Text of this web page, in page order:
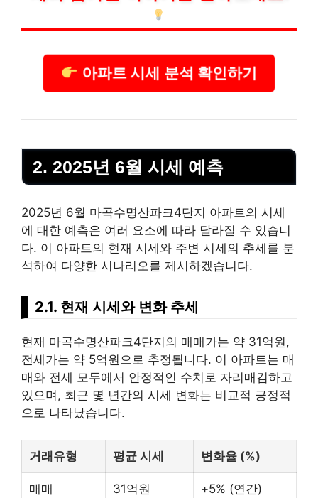
아파트 시세 분석 확인하기
2. 2025년 6월 시세 예측
2025년 6월 마곡수명산파크4단지 아파트의 시세
에 대한 예측은 여러 요소에 따라 달라질 수 있습니
다. 이 아파트의 현재 시세와 주변 시세의 추세를 분
석하여 다양한 시나리오를 제시하겠습니다.
2.1. 현재 시세와 변화 추세
현재 마곡수명산파크4단지의 매매가는 약 31억원,
전세가는 약 5억원으로 추정됩니다. 이 아파트는 매
매와 전세 모두에서 안정적인 수치로 자리매김하고
있으며, 최근 몇 년간의 시세 변화는 비교적 긍정적
으로 나타났습니다.
거래유형 평균 시세 변화율 (%)
매매 31억원 +5% (연간)